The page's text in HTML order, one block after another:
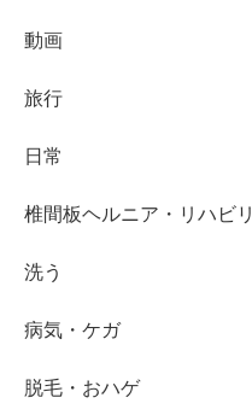
動画
旅行
日常
椎間板ヘルニア・リハビリ
洗う
病気・ケガ
脱毛・おハゲ